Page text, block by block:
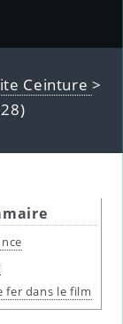
Ceinture>
fer dans le film